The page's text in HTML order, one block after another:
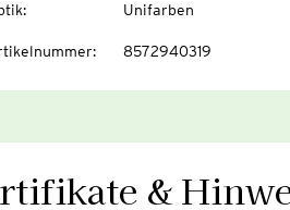
: Unifarben
: 8572940319
&